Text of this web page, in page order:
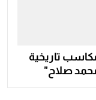
تاريخية
صلاح"